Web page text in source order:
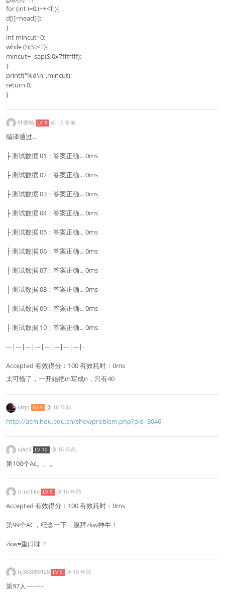
for (int i=0;i++<T;){
d[i]=head[i];
}
int mincut=0;
while (h[S]<T){
mincut+=sap(S,0x7fffffff);
}
printf("%d\n",mincut);
return 0;
}
叶德铭 LV 9 @ 16 年前
编译通过...
├ 测试数据 01：答案正确... 0ms
├ 测试数据 02：答案正确... 0ms
├ 测试数据 03：答案正确... 0ms
├ 测试数据 04：答案正确... 0ms
├ 测试数据 05：答案正确... 0ms
├ 测试数据 06：答案正确... 0ms
├ 测试数据 07：答案正确... 0ms
├ 测试数据 08：答案正确... 0ms
├ 测试数据 09：答案正确... 0ms
├ 测试数据 10：答案正确... 0ms
---|---|---|---|---|---|---|---|-
Accepted 有效得分：100 有效耗时：0ms
太可惜了，一开始把m写成n，只有40
vrqq LV 8 @ 16 年前
http://acm.hdu.edu.cn/showproblem.php?pid=3046
xiaoX LV 10 @ 16 年前
第100个Ac。。。
cnnblike LV 9 @ 16 年前
Accepted 有效得分：100 有效耗时：0ms
第99个AC，纪念一下，膜拜zkw神牛！
zkw=重口味？
hj363059129 LV 9 @ 16 年前
第97人~~~~~